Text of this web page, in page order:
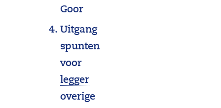
Goor
Uitgang
spunten
voor
legger(
k
overige